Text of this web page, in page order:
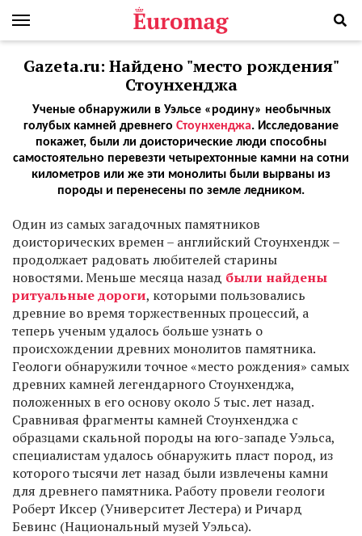
Gazeta.ru: Найдено "место рождения"
Стоунхенджа
Ученые обнаружили в Уэльсе «родину» необычных
голубых камней древнего Стоунхенджа. Исследование
покажет, были ли доисторические люди способны
самостоятельно перевезти четырехтонные камни на сотни
километров или же эти монолиты были вырваны из
породы и перенесены по земле ледником.
Один из самых загадочных памятников
доисторических времен – английский Стоунхендж –
продолжает радовать любителей старины
новостями. Меньше месяца назад были найдены
ритуальные дороги, которыми пользовались
древние во время торжественных процессий, а
теперь ученым удалось больше узнать о
происхождении древних монолитов памятника.
Геологи обнаружили точное «место рождения» самых
древних камней легендарного Стоунхенджа,
положенных в его основу около 5 тыс. лет назад.
Сравнивая фрагменты камней Стоунхенджа с
образцами скальной породы на юго-западе Уэльса,
специалистам удалось обнаружить пласт пород, из
которого тысячи лет назад были извлечены камни
для древнего памятника. Работу провели геологи
Роберт Иксер (Университет Лестера) и Ричард
Бевинс (Национальный музей Уэльса).